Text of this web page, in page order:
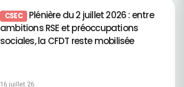
CSEC Plénière du 2 juillet 2026 : entre
ambitions RSE et préoccupations
sociales, la CFDT reste mobilisée
16 juillet 26